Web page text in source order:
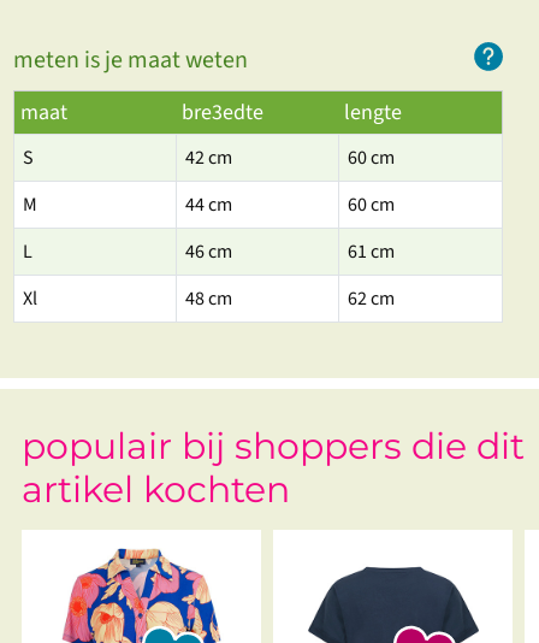
meten is je maat weten
maat bre3edte lengte
S 42 cm
60 cm
M
44 cm
60 cm
L
46 cm
61 cm
Xl
48 cm 62 cm
populair bij shoppers die dit
artikel kochten